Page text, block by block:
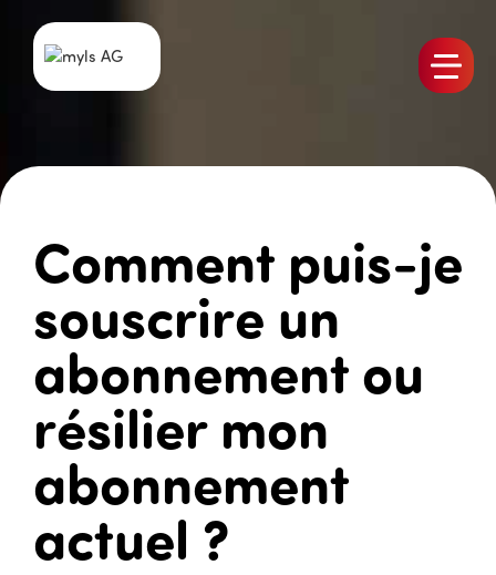
Produits
Références
Contact
Comment puis-je
souscrire un
abonnement ou
résilier mon
abonnement
actuel ?